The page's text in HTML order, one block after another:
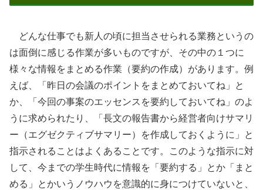
どんな仕事でも新人の頃に担当させられる業務というの
は面倒に感じる作業が多いものですが、その中の１つに
様々な情報をまとめる作業（要約の作成）があります。例
えば、「昨日の会議のポイントをまとめておいてね」と
か、「今回の事案のエッセンスを要約しておいてね」のよ
うに求められたり、「長文の報告書から経営者向けサマリ
ー（エグゼクティブサマリー）を作成しておくように」と
指示されることはよくあることです。このような指示に対
して、今までの学生時代に情報を「要約する」とか「まと
める」とかいうノウハウを意識的に身につけていないと、